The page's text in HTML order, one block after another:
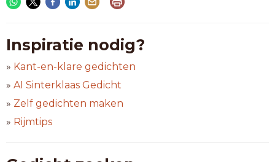
Inspiratie nodig?
» Kant-en-klare gedichten
» AI Sinterklaas Gedicht
» Zelf gedichten maken
» Rijmtips